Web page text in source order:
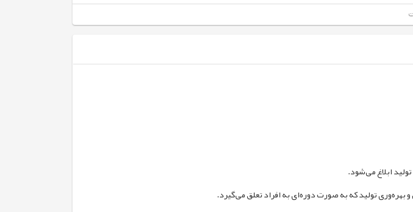
تولید که به صورت دوره‌ای به افراد تعلق می‌گیرد.